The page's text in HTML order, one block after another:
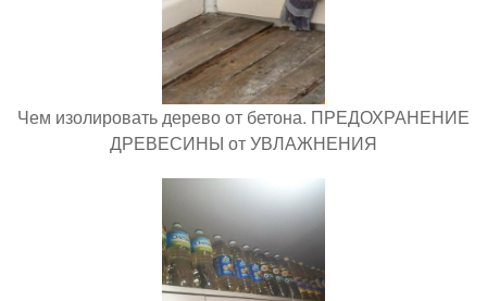
Чем изолировать дерево от бетона. ПРЕДОХРАНЕНИЕ
ДРЕВЕСИНЫ от УВЛАЖНЕНИЯ